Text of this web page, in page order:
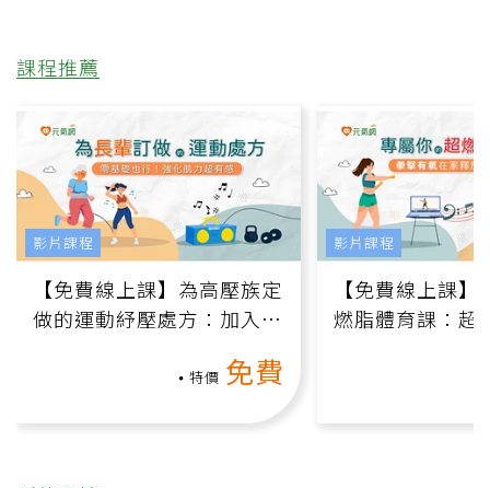
課程推薦
【免費線上課】為高壓族定
做的運動紓壓處方：加入行
特價 免費
影片課程
【免費線上課
燃脂體育課：超
影片課程